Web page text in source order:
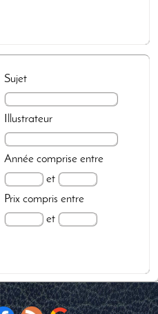
Sujet
Illustrateur
Annéecomprise entre
et
Prixcompris entre
et